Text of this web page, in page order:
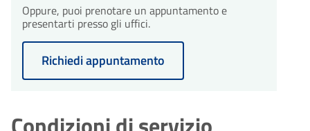
Oppure, puoi prenotare un appuntamento e
presentarti presso gli uffici.
Richiedi appuntamento